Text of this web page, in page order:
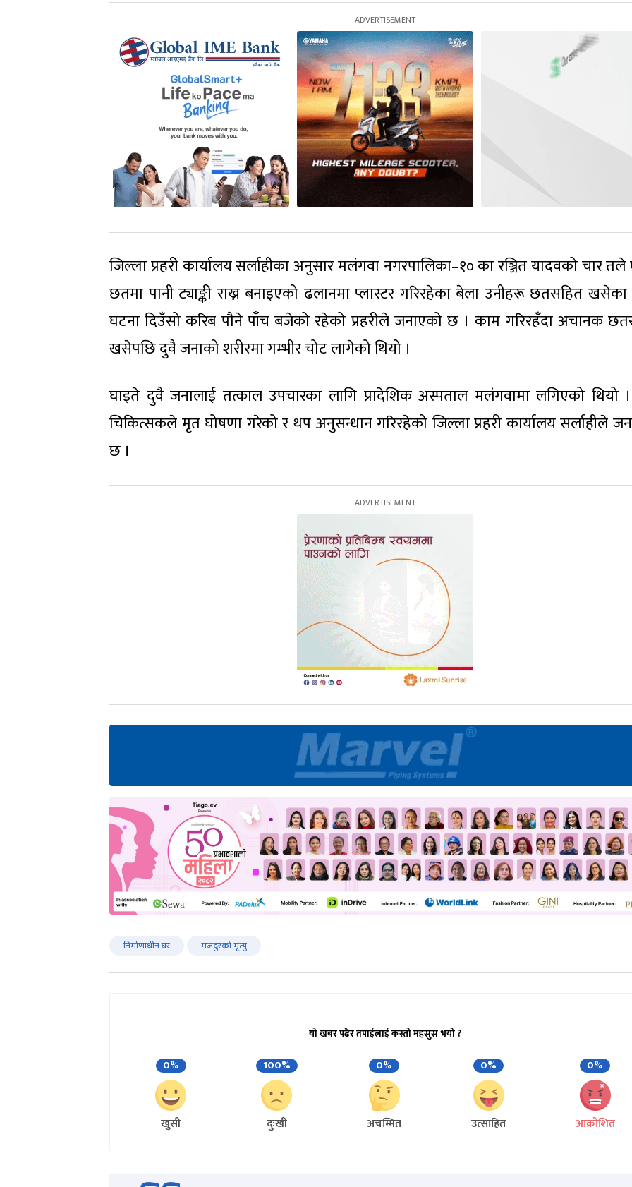
जिल्ला प्रहरी कार्यालय सर्लाहीका अनुसार मलंगवा नगरपालिका–१० का रञ्जित यादवको चार
छतमा पानी ट्याङ्की राख्न बनाइएको ढलानमा प्लास्टर गरिरहेका बेला उनीहरू छतसहित
घटना दिउँसो करिब पौने पाँच बजेको रहेको प्रहरीले जनाएको छ । काम गरिरहँदा अचानक
खसेपछि दुवै जनाको शरीरमा गम्भीर चोट लागेको थियो ।
घाइते दुवै जनालाई तत्काल उपचारका लागि प्रादेशिक अस्पताल मलंगवामा लगिएको थियो
चिकित्सकले मृत घोषणा गरेको र थप अनुसन्धान गरिरहेको जिल्ला प्रहरी कार्यालय सर्लाहीले
छ ।
निर्माणाधीन घर मजदुरको मृत्यु
यो खबर पढेर तपाईलाई कस्तो महसुस भयो ?
0%
खुसी
100%
दुःखी
0%
अचम्मित
0%
उत्साहित
0%
आक्रोशित